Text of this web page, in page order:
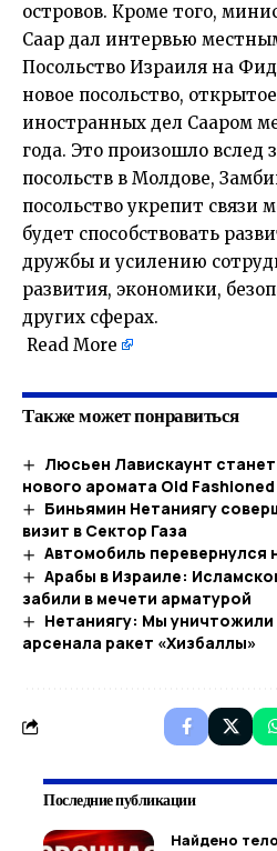
островов. Кроме того,
Саар дал интервью
Посольство Израиля на
новое посольство,
иностранных дел Сааром
года. Это произошло вслед
посольств в Молдове,
посольство укрепит связи
будет способствовать
дружбы и усилению
развития, экономики,
других сферах.
Read More
Также может понравиться
Люсьен Лавискаунт
нового аромата Old Fashioned
Биньямин Нетаниягу
визит в Сектор Газа
Автомобиль перевернулся
Арабы в Израиле:
забили в мечети арматурой
Нетаниягу: Мы
арсенала ракет «Хизбаллы»
Последние публикации
Найдено